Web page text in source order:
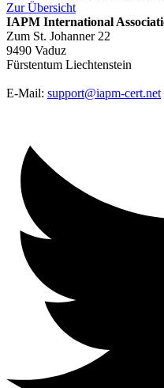
ZurÜbersicht
IAPM International
Zum St. Johanner 22
9490 Vaduz
Fürstentum Liechtenstein
E-Mail: support@iapm-cert.net